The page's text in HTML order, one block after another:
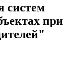
систем
при